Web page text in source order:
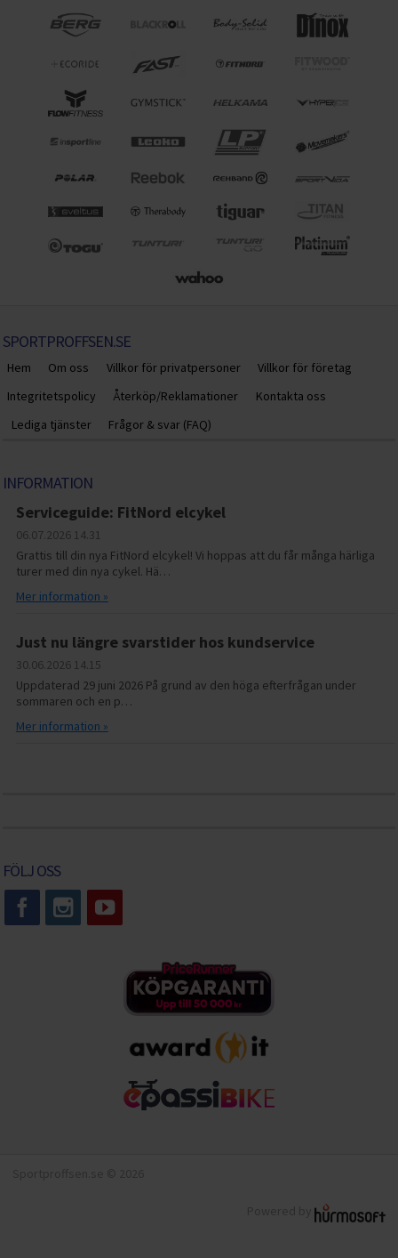
SPORTPROFFSEN.SE
Hem Om oss Villkor för privatpersoner
Villkor för företag
Integritetspolicy
Återköp/Reklamationer
Kontakta oss
Lediga tjänster
Frågor & svar (FAQ)
INFORMATION
Serviceguide: FitNord elcykel
06.07.2026 14.31
Grattis till din nya FitNord elcykel! Vi hoppas att du får många härliga
turer med din nya cykel. Hä…
Mer information »
Just nu längre svarstider hos kundservice
30.06.2026 14.15
Uppdaterad 29 juni 2026 På grund av den höga efterfrågan under
sommaren och en p…
Mer information »
FÖLJ OSS